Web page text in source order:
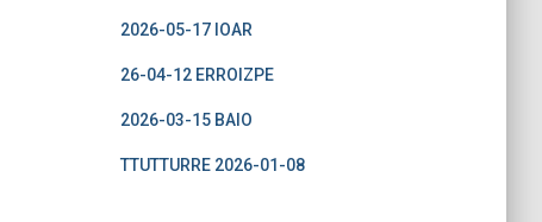
2026-05-17 IOAR
26-04-12 ERROIZPE
2026-03-15 BAIO
TTUTTURRE 2026-01-08